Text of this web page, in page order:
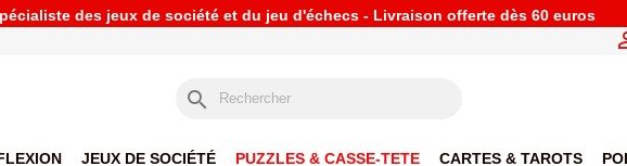
des jeux de société et du jeu d'échecs - Livraison offerte dès 60 euros
search
JEUX DE SOCIÉTÉ PUZZLES & CASSE-TETE CARTES & TAROTS